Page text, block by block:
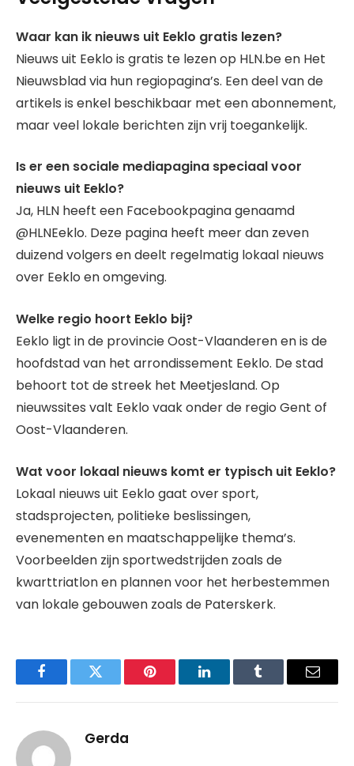
Waar kan ik nieuws uit Eeklo gratis lezen?
Nieuws uit Eeklo is gratis te lezen op HLN.be en Het
Nieuwsblad via hun regiopagina’s. Een deel van de
artikels is enkel beschikbaar met een abonnement,
maar veel lokale berichten zijn vrij toegankelijk.
Is er een sociale mediapagina speciaal voor
nieuws uit Eeklo?
Ja, HLN heeft een Facebookpagina genaamd
@HLNEeklo. Deze pagina heeft meer dan zeven
duizend volgers en deelt regelmatig lokaal nieuws
over Eeklo en omgeving.
Welke regio hoort Eeklo bij?
Eeklo ligt in de provincie Oost-Vlaanderen en is de
hoofdstad van het arrondissement Eeklo. De stad
behoort tot de streek het Meetjesland. Op
nieuwssites valt Eeklo vaak onder de regio Gent of
Oost-Vlaanderen.
Wat voor lokaal nieuws komt er typisch uit Eeklo?
Lokaal nieuws uit Eeklo gaat over sport,
stadsprojecten, politieke beslissingen,
evenementen en maatschappelijke thema’s.
Voorbeelden zijn sportwedstrijden zoals de
kwarttriatlon en plannen voor het herbestemmen
van lokale gebouwen zoals de Paterskerk.
FacebookTwitter Pinterest LinkedInTumblr Email
Gerda